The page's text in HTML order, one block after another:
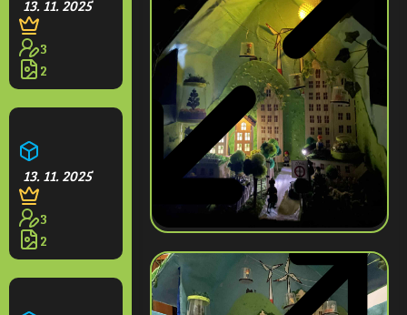
13. 11. 2025
3
2
Zelené město budoucnosti
13. 11. 2025
3
2